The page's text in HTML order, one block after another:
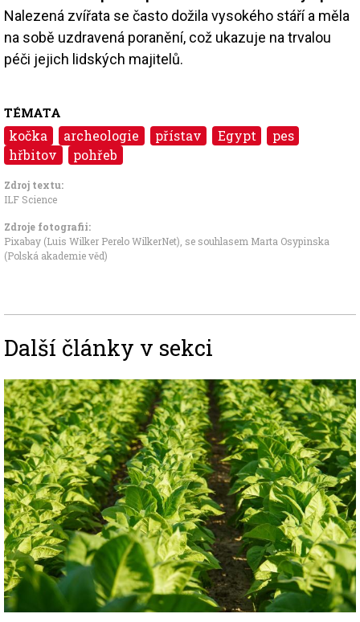
Nalezená zvířata se často dožila vysokého stáří a měla
na sobě uzdravená poranění, což ukazuje na trvalou
péči jejich lidských majitelů.
TÉMATA
kočka archeologie přístav Egypt
pes
hřbitov
pohřeb
Zdroj textu:
ILF Science
Zdroje fotografii:
Pixabay (Luis Wilker Perelo WilkerNet), se souhlasem Marta Osypinska
(Polská akademie věd)
Další články v sekci
Image